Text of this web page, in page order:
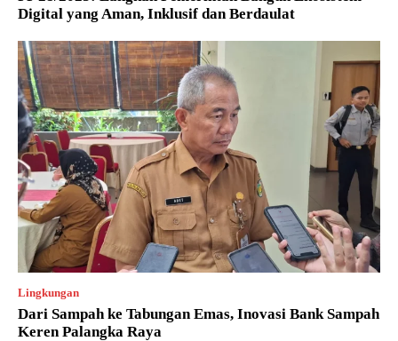
Digital yang Aman, Inklusif dan Berdaulat
Lingkungan
Dari Sampah ke Tabungan Emas, Inovasi Bank Sampah
Keren Palangka Raya